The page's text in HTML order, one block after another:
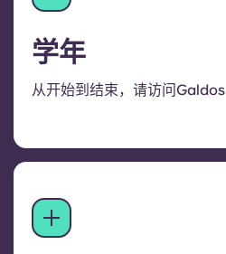
学年
从开始到结束，请访问Galdos